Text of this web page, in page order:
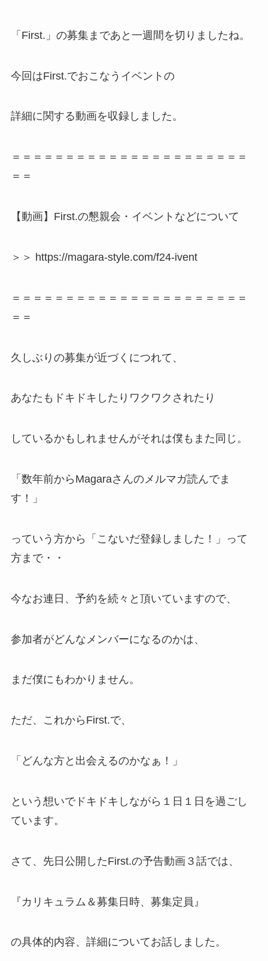
「First.」の募集まであと一週間を切りましたね。
今回はFirst.でおこなうイベントの
詳細に関する動画を収録しました。
＝＝＝＝＝＝＝＝＝＝＝＝＝＝＝＝＝＝＝＝＝＝
＝＝
【動画】First.の懇親会・イベントなどについて
＞＞ https://magara-style.com/f24-ivent
＝＝＝＝＝＝＝＝＝＝＝＝＝＝＝＝＝＝＝＝＝＝
＝＝
久しぶりの募集が近づくにつれて、
あなたもドキドキしたりワクワクされたり
しているかもしれませんがそれは僕もまた同じ。
「数年前からMagaraさんのメルマガ読んでま
す！」
っていう方から「こないだ登録しました！」って
方まで・・
今なお連日、予約を続々と頂いていますので、
参加者がどんなメンバーになるのかは、
まだ僕にもわかりません。
ただ、これからFirst.で、
「どんな方と出会えるのかなぁ！」
という想いでドキドキしながら１日１日を過ごし
ています。
さて、先日公開したFirst.の予告動画３話では、
『カリキュラム＆募集日時、募集定員』
の具体的内容、詳細についてお話しました。